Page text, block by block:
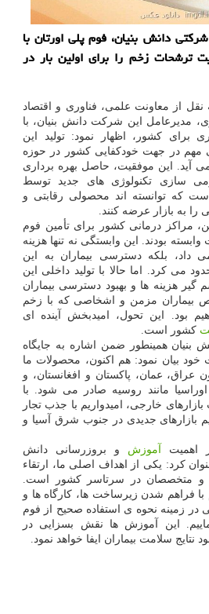
دانش بنیان، فوم پلی اورتان با
ترشحات زخم را برای اولین بار در
از معاونت علمی، فناوری و اقتصاد
مدیرعامل این شرکت دانش بنیان، با
برای کشور، اظهار نمود: تولید این
مهم در جهت خودکفایی کشور در حوزه
آید. این موفقیت، حاصل بهره برداری
سازی تکنولوژی های جدید توسط
که توانسته اند محصولی رقابتی و
را به بازار عرضه کنند.
مراکز درمانی کشور برای تأمین فوم
بودند. این وابستگی نه تنها هزینه
داد، بلکه دسترسی بیماران به این
می کرد. اما حالا با تولید داخلی این
هزینه ها و بهبود دسترسی بیماران
بیماران مزمن و اشخاصی که با زخم
بود. این تحول، امیدبخش آینده ای
کشور است.
بنیان همینطور ضمن اشاره به جایگاه
بیان نمود: هم اکنون، محصولات ما
عمان، پاکستان و افغانستان، و
مانند روسیه صادر می شود. با
خارجی، امیدواریم با جذب تجار
بازارهای جدیدی در جنوب شرق آسیا و
اهمیت آموزش و بروزرسانی دانش
کرد: یکی از اهداف اصلی ما، ارتقاء
و متخصصان در سرتاسر کشور است.
با فراهم شدن زیرساخت ها، کارگاه ها و
زمینه نحوه ی استفاده صحیح از فوم
این آموزش ها نقش بسزایی در
نتایج سلامت بیماران ایفا خواهد نمود.